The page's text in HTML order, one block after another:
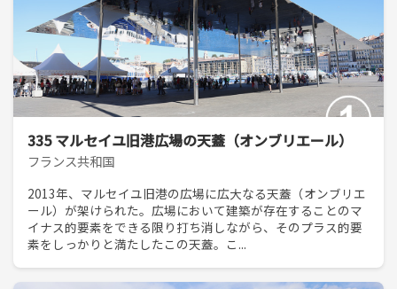
335 マルセイユ旧港広場の天蓋（オンブリエール）
フランス共和国
2013年、マルセイユ旧港の広場に広大なる天蓋（オンブリエ
ール）が架けられた。広場において建築が存在することのマ
イナス的要素をできる限り打ち消しながら、そのプラス的要
素をしっかりと満たしたこの天蓋。こ...